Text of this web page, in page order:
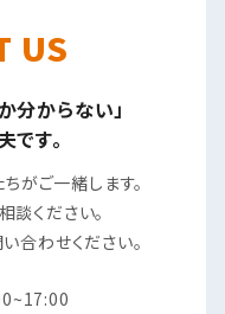
US
分からない」
す。
がご一緒します。
談ください。
合わせください。